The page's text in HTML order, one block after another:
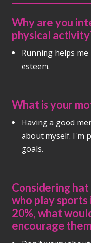
Why are you
physical
Running helps me
esteem.
What is your
Having a good
about myself. I'm
goals.
Considering
who play sports
20%, what
encourage